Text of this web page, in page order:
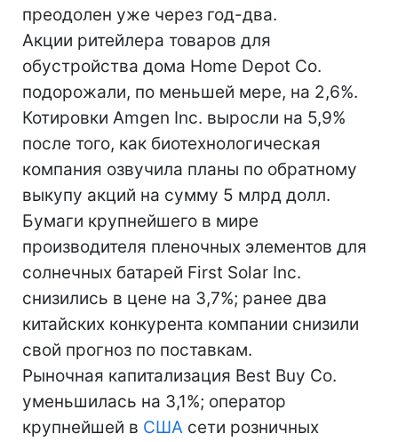
преодолен уже через год-два.
Акции ритейлера товаров для
обустройства дома Home Depot Co.
подорожали, по меньшей мере, на 2,6%.
Котировки Amgen Inc. выросли на 5,9%
после того, как биотехнологическая
компания озвучила планы по обратному
выкупу акций на сумму 5 млрд долл.
Бумаги крупнейшего в мире
производителя пленочных элементов для
солнечных батарей First Solar Inc.
снизились в цене на 3,7%; ранее два
китайских конкурента компании снизили
свой прогноз по поставкам.
Рыночная капитализация Best Buy Co.
уменьшилась на 3,1%; оператор
крупнейшей в США сети розничных